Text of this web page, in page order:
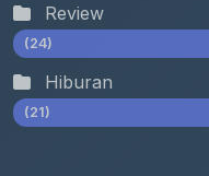
Review
(24)
Hiburan
(21)